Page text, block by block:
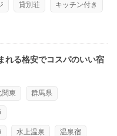
貸別荘 キッチン付き
る格安でコスパのいい宿
関東 群馬県
水上温泉 温泉宿